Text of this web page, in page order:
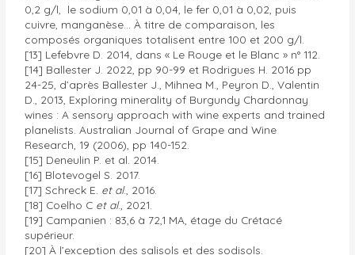
0,2 g/l, le sodium 0,01 à 0,04, le fer 0,01 à 0,02, puis
cuivre, manganèse… À titre de comparaison, les
composés organiques totalisent entre 100 et 200 g/l.
[13] Lefebvre D. 2014, dans « Le Rouge et le Blanc » n° 112.
[14] Ballester J. 2022, pp 90-99 et Rodrigues H. 2016 pp
24-25, d’après Ballester J., Mihnea M., Peyron D., Valentin
D., 2013, Exploring minerality of Burgundy Chardonnay
wines : A sensory approach with wine experts and trained
planelists. Australian Journal of Grape and Wine
Research, 19 (2006), pp 140-152.
[15] Deneulin P. et al. 2014.
[16] Blotevogel S. 2017.
[17] Schreck E. et al., 2016.
[18] Coelho C et al., 2021.
[19] Campanien : 83,6 à 72,1 MA, étage du Crétacé
supérieur.
[20] À l’exception des salisols et des sodisols.